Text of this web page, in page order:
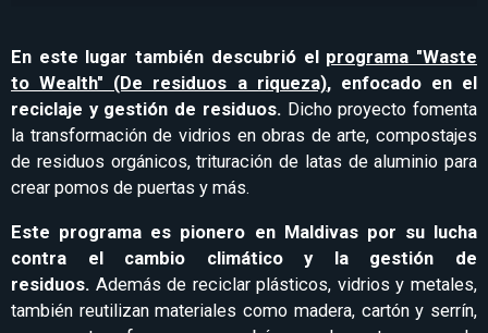
En este lugar también descubrió el programa "Waste
to Wealth" (De residuos a riqueza), enfocado en el
reciclaje y gestión de residuos. Dicho proyecto fomenta
la transformación de vidrios en obras de arte, compostajes
de residuos orgánicos, trituración de latas de aluminio para
crear pomos de puertas y más.
Este programa es pionero en Maldivas por su lucha
contra el cambio climático y la gestión de
residuos. Además de reciclar plásticos, vidrios y metales,
también reutilizan materiales como madera, cartón y serrín,